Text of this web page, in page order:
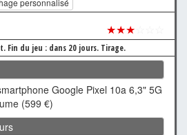
★★★
Fin du jeu : dans 20 jours. Tirage.
Google Pixel 10a 6,3" 5G
(599 €)